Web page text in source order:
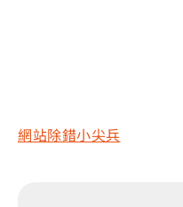
網站除錯小尖兵